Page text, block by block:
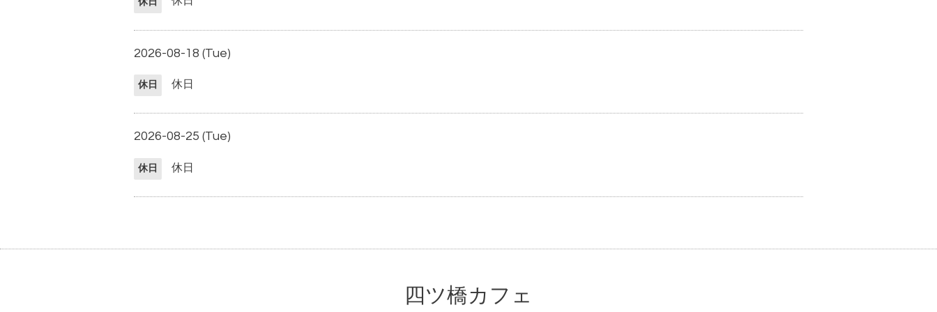
2026-08-18 (Tue)
休日 休日
2026-08-25 (Tue)
休日 休日
四ツ橋カフェ